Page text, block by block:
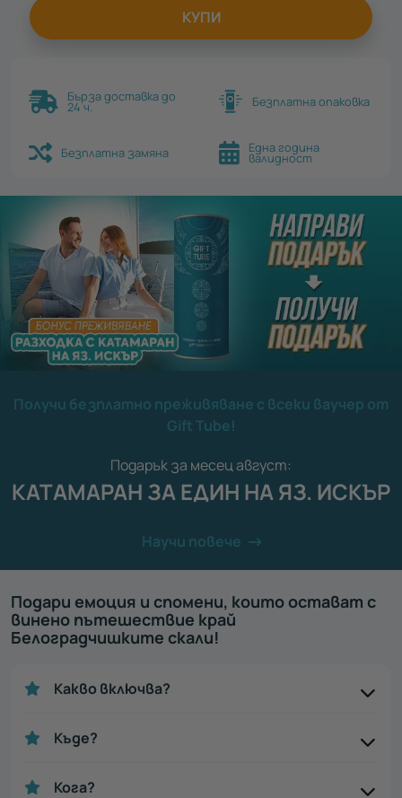
КУПИ
Бърза доставка до
24 ч. Безплатна опаковка
Безплатна замяна Една година
валидност
Получи безплатно преживяване с всеки ваучер от
Gift Tube!
Подарък за месец август:
КАТАМАРАН ЗА ЕДИН НА ЯЗ. ИСКЪР
Научи повече
Подари емоция и спомени, които остават с
винено пътешествие край
Белоградчишките скали!
Какво включва?
Къде?
Кога?